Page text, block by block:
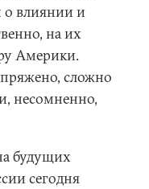
о влиянии и
на их
Америки.
сложно
несомненно,
будущих
сегодня